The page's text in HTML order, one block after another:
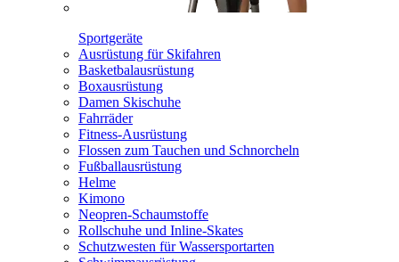
Sportgeräte
Ausrüstung für Skifahren
Basketbalausrüstung
Boxausrüstung
Damen Skischuhe
Fahrräder
Fitness-Ausrüstung
Flossen zum Tauchen und Schnorcheln
Fußballausrüstung
Helme
Kimono
Neopren-Schaumstoffe
Rollschuhe und Inline-Skates
Schutzwesten für Wassersportarten